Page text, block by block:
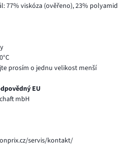
77% viskóza (ověřeno), 23% polyamid
prosím o jednu velikost menší
EU
mbH
servis/kontakt/